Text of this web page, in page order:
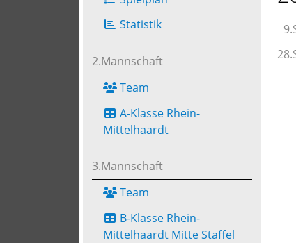
Statistik
2.Mannschaft
Team
A-Klasse Rhein-
Mittelhaardt
3.Mannschaft
Team
B-Klasse Rhein-
Mittelhaardt Mitte Staffel